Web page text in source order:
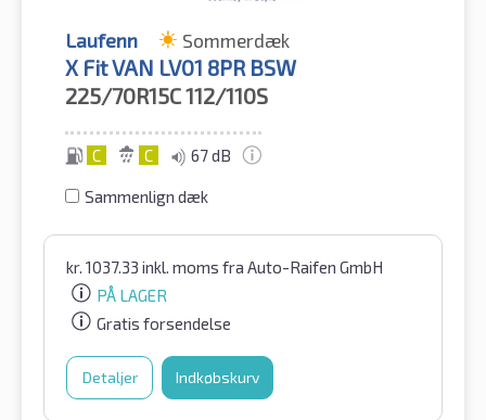
Laufenn Sommerdæk
X Fit VAN LV01 8PR BSW
225/70R15C112/110S
C C 67 dB
Sammenlign dæk
kr. 1037.33 inkl. moms fra Auto-Raifen GmbH
PÅ LAGER
Gratis forsendelse
Detaljer Indkøbskurv